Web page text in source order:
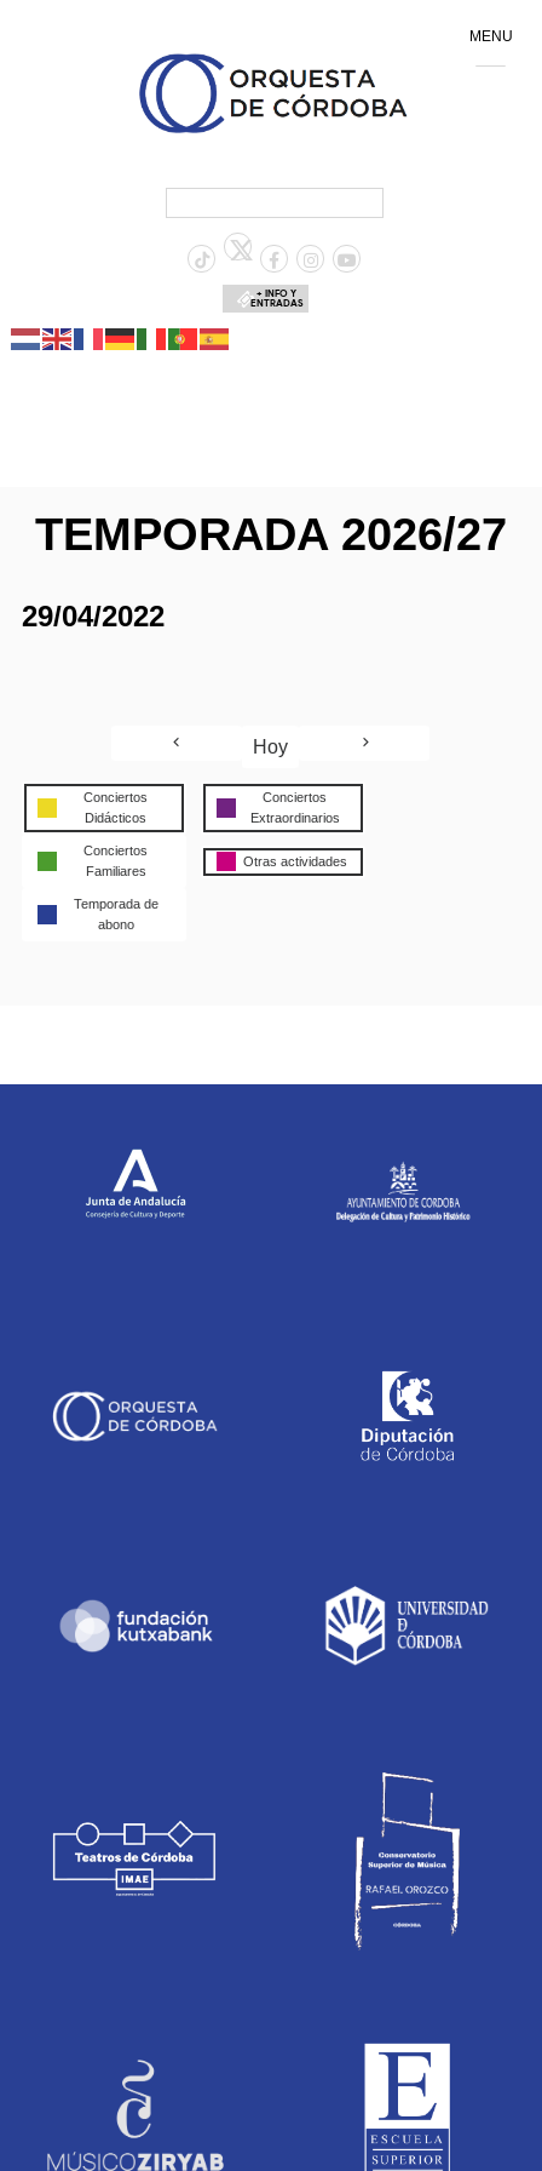
+ INFO Y
ENTRADAS
TEMPORADA 2026/27
29/04/2022
Hoy
Conciertos
Didácticos
Conciertos
Extraordinarios
Conciertos
Familiares
Otras actividades
Temporada de
abono
MENU